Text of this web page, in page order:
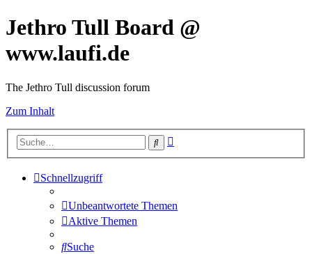
Jethro Tull Board @
www.laufi.de
The Jethro Tull discussion forum
Zum Inhalt
Suche
Schnellzugriff
Unbeantwortete Themen
Aktive Themen
Suche